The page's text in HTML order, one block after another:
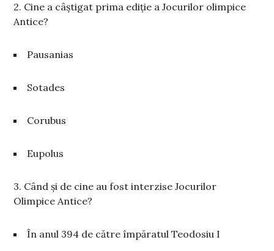
2. Cine a câștigat prima ediție a Jocurilor olimpice
Antice?
Pausanias
Sotades
Corubus
Eupolus
3. Când și de cine au fost interzise Jocurilor
Olimpice Antice?
În anul 394 de către împăratul Teodosiu I